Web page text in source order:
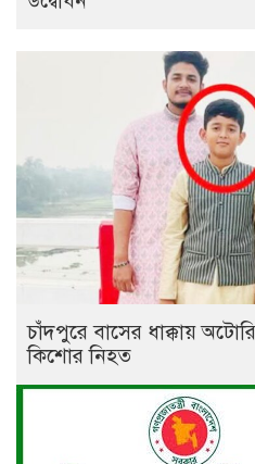
চাঁদপুরে বাসের ধাক্কায়
কিশোর নিহত